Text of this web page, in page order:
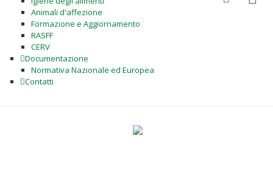
Animali d'affezione
Formazione e Aggiornamento
RASFF
CERV
Documentazione
Normativa Nazionale ed Europea
Contatti